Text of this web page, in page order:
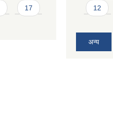
17
12
अन्य